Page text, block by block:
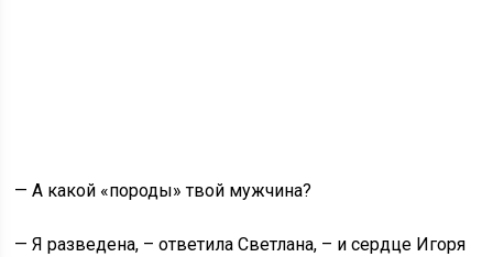
— А какой «породы» твой мужчина?
— Я разведена, – ответила Светлана, – и сердце Игоря